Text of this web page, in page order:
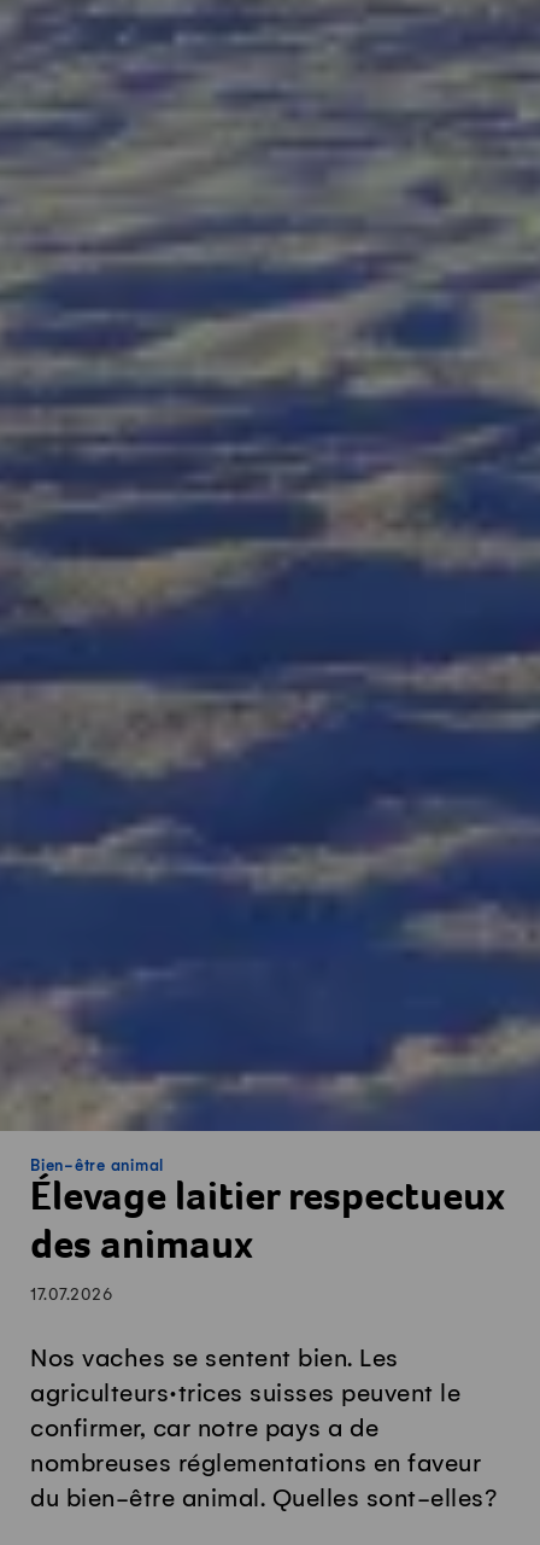
Bien-être animal
Élevage laitier respectueux
des animaux
17.07.2026
Nos vaches se sentent bien. Les
agriculteurs·trices suisses peuvent le
confirmer, car notre pays a de
nombreuses réglementations en faveur
du bien-être animal. Quelles sont-elles?